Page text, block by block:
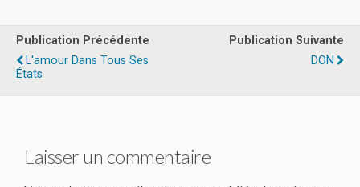
Publication Précédente
L'amour Dans Tous Ses
États
Publication Suivante
DON
Laisser un commentaire